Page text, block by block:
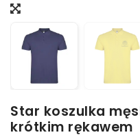
Star koszulka
krótkim rękawem